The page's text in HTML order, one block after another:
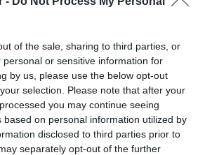
of the sale, sharing to third parties, or
personal or sensitive information for
by us, please use the below opt-out
selection. Please note that after your
you may continue seeing
based on personal information utilized by
disclosed to third parties prior to
separately opt-out of the further